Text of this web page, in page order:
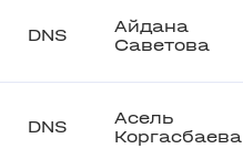
DNS
Айдана
Саветова
DNS
Асель
Коргасбаева